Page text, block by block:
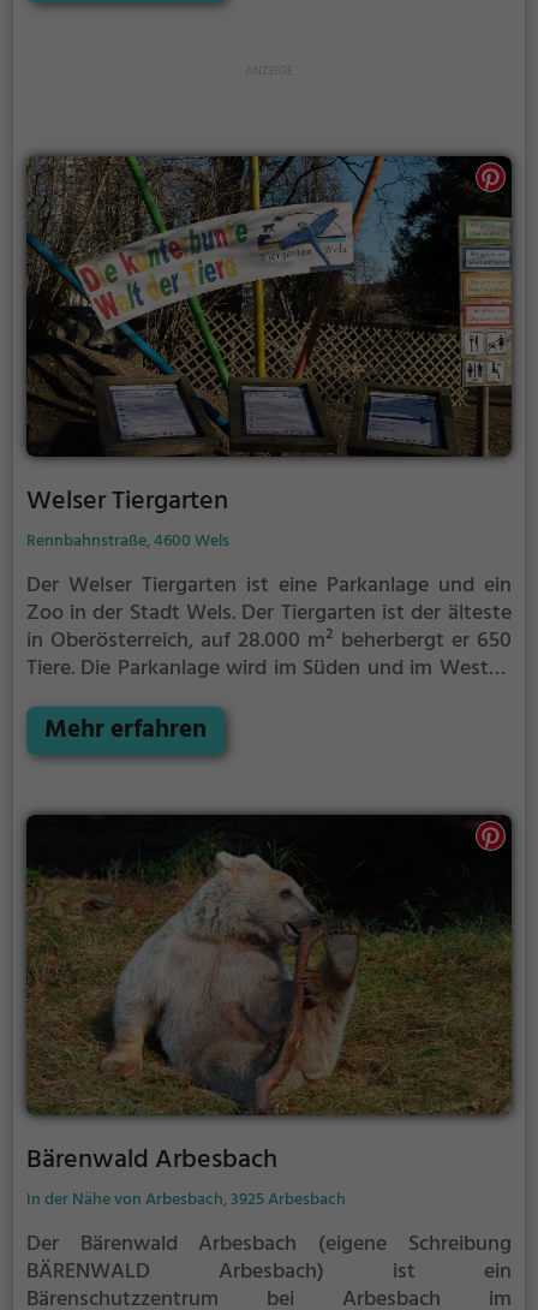
Welser Tiergarten
Rennbahnstraße, 4600 Wels
Der Welser Tiergarten ist eine Parkanlage und ein
Zoo in der Stadt Wels. Der Tiergarten ist der älteste
in Oberösterreich, auf 28.000 m² beherbergt er 650
Tiere. Die Parkanlage wird im Süden und im Westen
und im Norden von der Maria-Theresia-Straße
begrenzt.
Mehr erfahren
Bärenwald Arbesbach
In der Nähe von Arbesbach, 3925 Arbesbach
Der Bärenwald Arbesbach (eigene Schreibung
BÄRENWALD Arbesbach) ist ein
Bärenschutzzentrum bei Arbesbach im